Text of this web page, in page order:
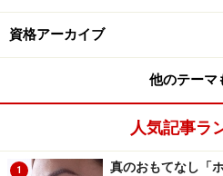
資格アーカイブ
他のテーマ
人気記事ラ
1 真のおもてなし「